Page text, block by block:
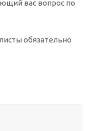
вас вопрос по
обязательно